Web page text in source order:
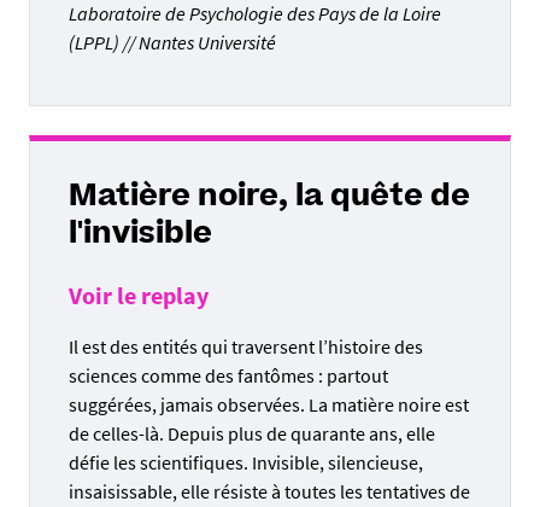
Laboratoire de Psychologie des Pays de la Loire
(LPPL) // Nantes Université
Matière noire, la quête de
l'invisible
Voir le replay
Il est des entités qui traversent l’histoire des
sciences comme des fantômes : partout
suggérées, jamais observées. La matière noire est
de celles-là. Depuis plus de quarante ans, elle
défie les scientifiques. Invisible, silencieuse,
insaisissable, elle résiste à toutes les tentatives de